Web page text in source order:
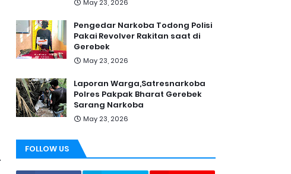
May 23, 2026
Pengedar Narkoba Todong Polisi
Pakai Revolver Rakitan saat di
Gerebek
May 23, 2026
Laporan Warga,Satresnarkoba
Polres Pakpak Bharat Gerebek
Sarang Narkoba
May 23, 2026
FOLLOW US